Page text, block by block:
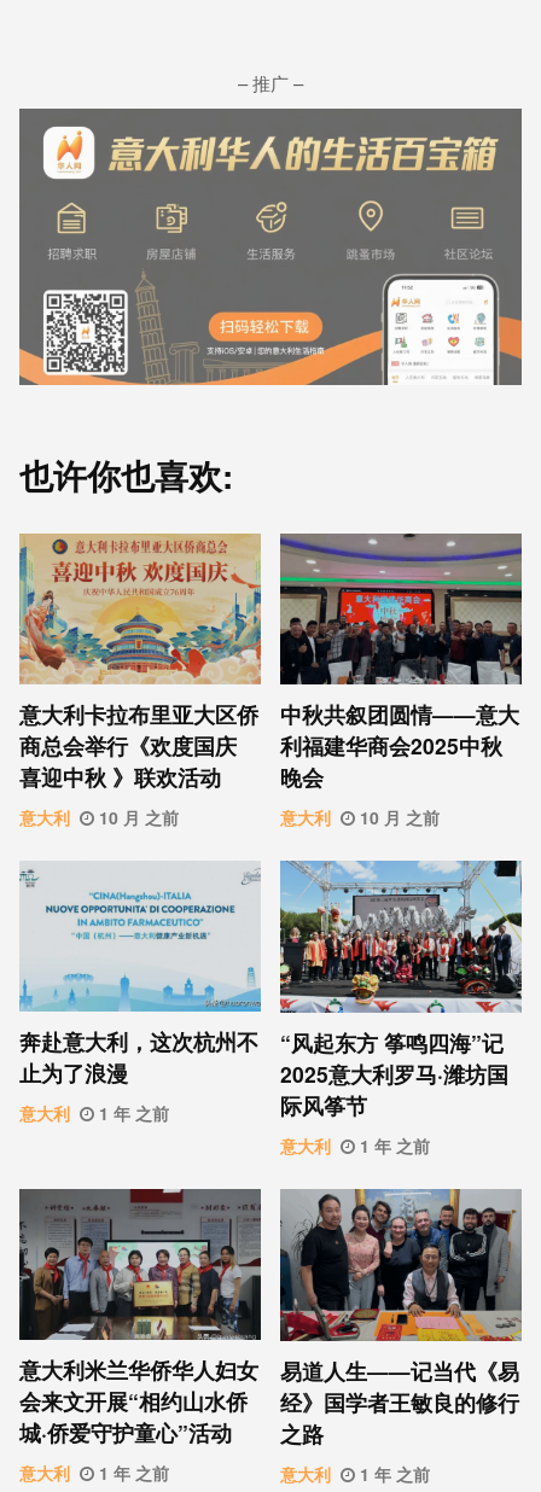
– 推广 –
也许你也喜欢:
意⼤利卡拉布⾥亚大区侨
商总会举行《欢度国庆
喜迎中秋 》联欢活动
意大利 10 月 之前
中秋共叙团圆情——意大
利福建华商会2025中秋
晚会
意大利 10 月 之前
奔赴意大利，这次杭州不
止为了浪漫
意大利 1 年 之前
“风起东方 筝鸣四海”记
2025意大利罗马·潍坊国
际风筝节
意大利 1 年 之前
意大利米兰华侨华人妇女
会来文开展“相约山水侨
城·侨爱守护童心”活动
意大利 1 年 之前
易道人生——记当代《易
经》国学者王敏良的修行
之路
意大利 1 年 之前